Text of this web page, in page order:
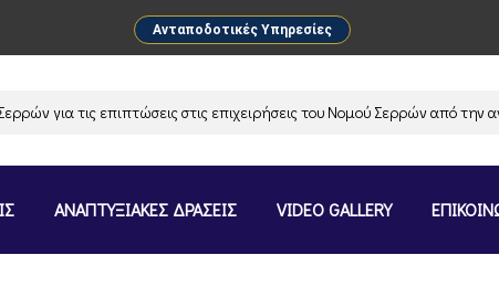
Ανταποδοτικές Υπηρεσίες
για τις επιπτώσεις στις επιχειρήσεις του Νομού Σερρών από την
ΑΝΑΠΤΥΞΙΑΚΕΣ ΔΡΑΣΕΙΣ VIDEO GALLERY